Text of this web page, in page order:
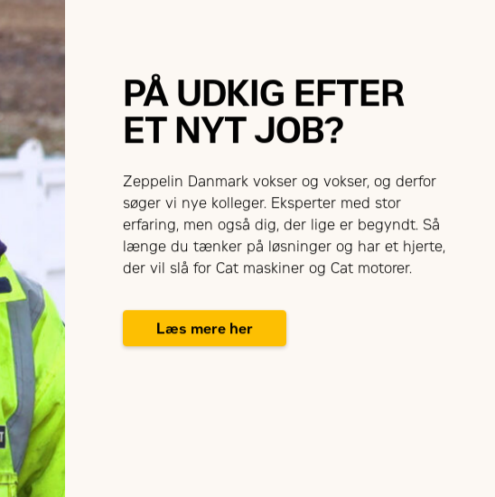
PÅ UDKIG EFTER
ET NYT JOB?
Zeppelin Danmark vokser og vokser, og derfor
søger vi nye kolleger. Eksperter med stor
erfaring, men også dig, der lige er begyndt. Så
længe du tænker på løsninger og har et hjerte,
der vil slå for Cat maskiner og Cat motorer.
Læs mere her